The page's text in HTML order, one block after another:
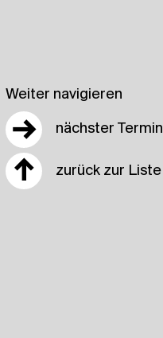
Weiter navigieren
→ nächster Termin
↑ zurück zur Liste